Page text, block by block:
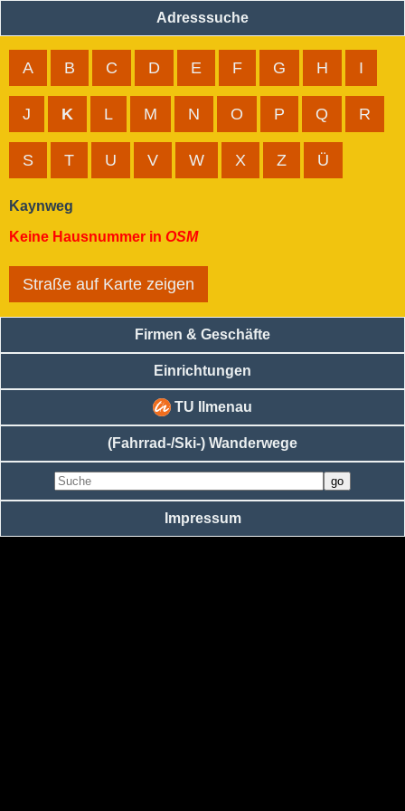
Adresssuche
A B C D E F G H I
J K L M N O P Q R
S T U V W X Z Ü
Kaynweg
Keine Hausnummer in OSM
Straße auf Karte zeigen
Firmen & Geschäfte
Einrichtungen
TU Ilmenau
(Fahrrad-/Ski-) Wanderwege
Impressum